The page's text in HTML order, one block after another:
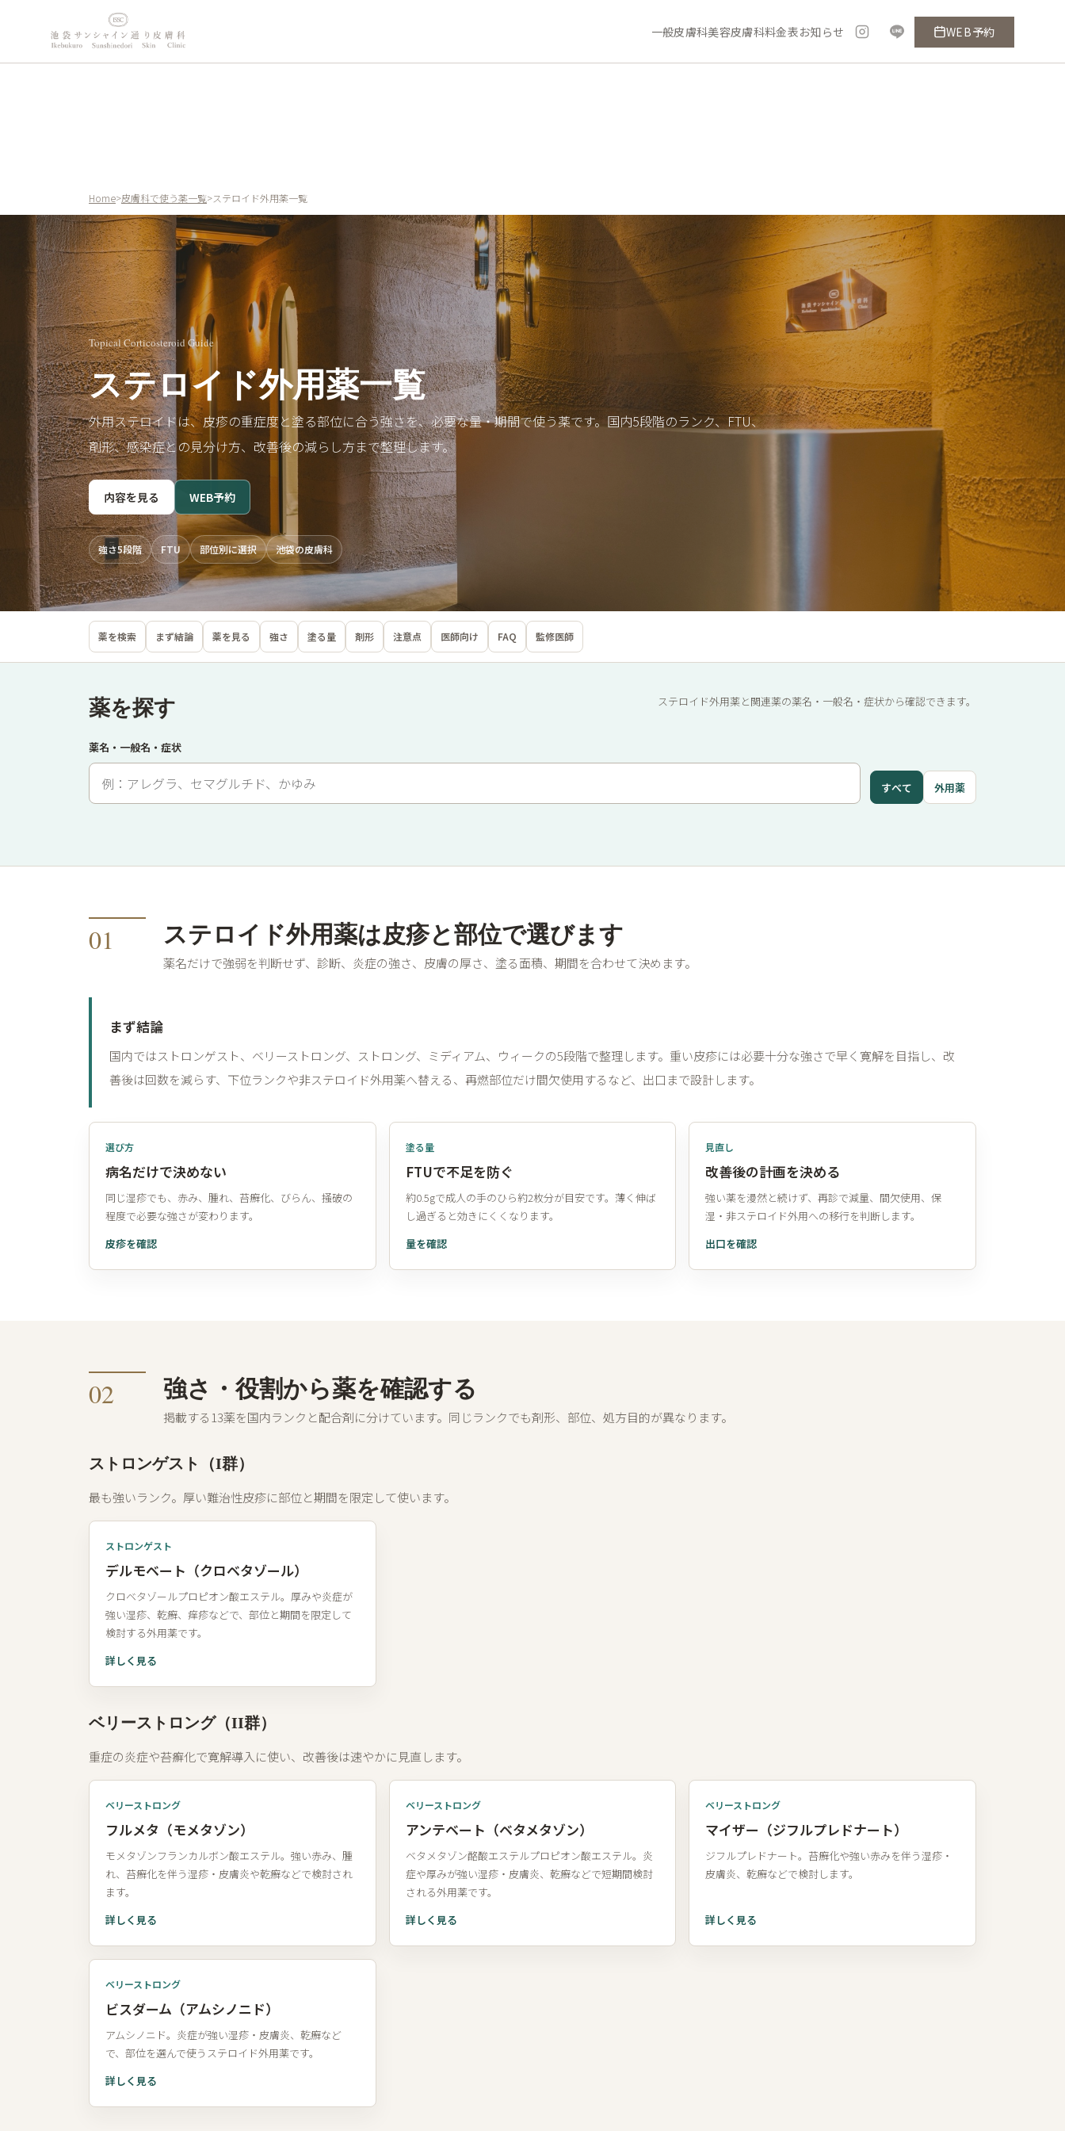
を
一般皮膚科美容皮膚科料金表お知らせ WEB予約
Home>皮膚科で使う薬一覧>ステロイド外用薬一覧
Topical Corticosteroid Guide
ステロイド外用薬一覧
外用ステロイドは、皮疹の重症度と塗る部位に合う強さを、必要な量・期間で使う薬です。国内5段階のランク、FTU、
剤形、感染症との見分け方、改善後の減らし方まで整理します。
内容を見る WEB予約
強さ5段階 FTU 部位別に選択 池袋の皮膚科
薬を検索 まず結論 薬を見る 強さ 塗る量 剤形 注意点 医師向け FAQ 監修医師
薬を探す ステロイド外用薬と関連薬の薬名・一般名・症状から確認できます。
薬名・一般名・症状
すべて 外用薬
01 ステロイド外用薬は皮疹と部位で選びます
薬名だけで強弱を判断せず、診断、炎症の強さ、皮膚の厚さ、塗る面積、期間を合わせて決めます。
まず結論
国内ではストロンゲスト、ベリーストロング、ストロング、ミディアム、ウィークの5段階で整理します。重い皮疹には必要十分な強さで早く寛解を目指し、改
善後は回数を減らす、下位ランクや非ステロイド外用薬へ替える、再燃部位だけ間欠使用するなど、出口まで設計します。
選び方
病名だけで決めない
同じ湿疹でも、赤み、腫れ、苔癬化、びらん、掻破の
程度で必要な強さが変わります。
皮疹を確認
塗る量
FTUで不足を防ぐ
約0.5gで成人の手のひら約2枚分が目安です。薄く伸ば
し過ぎると効きにくくなります。
量を確認
見直し
改善後の計画を決める
強い薬を漫然と続けず、再診で減量、間欠使用、保
湿・非ステロイド外用への移行を判断します。
出口を確認
02 強さ・役割から薬を確認する
掲載する13薬を国内ランクと配合剤に分けています。同じランクでも剤形、部位、処方目的が異なります。
ストロンゲスト（I群）
最も強いランク。厚い難治性皮疹に部位と期間を限定して使います。
ストロンゲスト
デルモベート（クロベタゾール）
クロベタゾールプロピオン酸エステル。厚みや炎症が
強い湿疹、乾癬、痒疹などで、部位と期間を限定して
検討する外用薬です。
詳しく見る
ベリーストロング（II群）
重症の炎症や苔癬化で寛解導入に使い、改善後は速やかに見直します。
ベリーストロング
フルメタ（モメタゾン）
モメタゾンフランカルボン酸エステル。強い赤み、腫
れ、苔癬化を伴う湿疹・皮膚炎や乾癬などで検討され
ます。
詳しく見る
ベリーストロング
アンテベート（ベタメタゾン）
ベタメタゾン酪酸エステルプロピオン酸エステル。炎
症や厚みが強い湿疹・皮膚炎、乾癬などで短期間検討
される外用薬です。
詳しく見る
ベリーストロング
マイザー（ジフルプレドナート）
ジフルプレドナート。苔癬化や強い赤みを伴う湿疹・
皮膚炎、乾癬などで検討します。
詳しく見る
ベリーストロング
ビスダーム（アムシノニド）
アムシノニド。炎症が強い湿疹・皮膚炎、乾癬など
で、部位を選んで使うステロイド外用薬です。
詳しく見る